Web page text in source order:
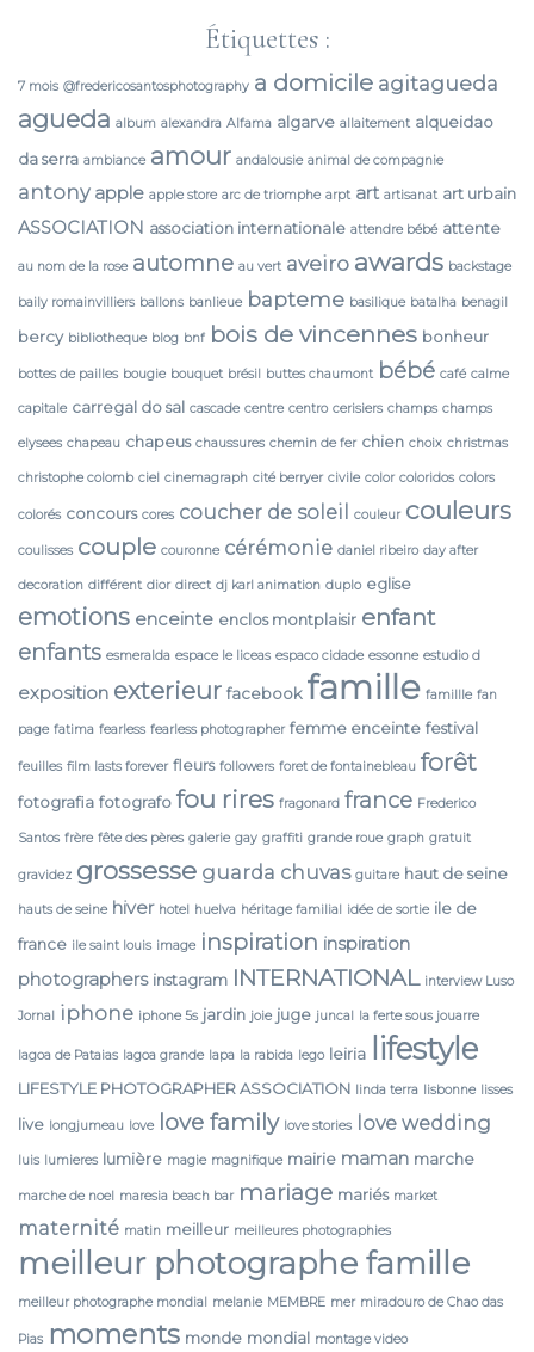
Étiquettes :
7 mois @fredericosantosphotography a domicile agitagueda
agueda album alexandra Alfama algarve allaitement alqueidao
da serra ambiance amour andalousie animal de compagnie
antony apple apple store arc de triomphe arpt art artisanat art urbain
ASSOCIATION association internationale attendre bébé attente
au nom de la rose automne au vert aveiro awards backstage
baily romainvilliers ballons banlieue bapteme basilique batalha benagil
bercy bibliotheque blog bnf bois de vincennes bonheur
bottes de pailles bougie bouquet brésil buttes chaumont bébé café calme
capitale carregal do sal cascade centre centro cerisiers champs champs
elysees chapeau chapeus chaussures chemin de fer chien choix christmas
christophe colomb ciel cinemagraph cité berryer civile color coloridos colors
colorés concours cores coucher de soleil couleur couleurs
coulisses couple couronne cérémonie daniel ribeiro day after
decoration différent dior direct dj karl animation duplo eglise
emotions enceinte enclos montplaisir enfant
enfants esmeralda espace le liceas espaco cidade essonne estudio d
exposition exterieur facebook famille famillle fan
page fatima fearless fearless photographer femme enceinte festival
feuilles film lasts forever fleurs followers foret de fontainebleau forêt
fotografia fotografo fou rires fragonard france Frederico
Santos frère fête des pères galerie gay graffiti grande roue graph gratuit
gravidez grossesse guarda chuvas guitare haut de seine
hauts de seine hiver hotel huelva héritage familial idée de sortie ile de
france ile saint louis image inspiration inspiration
photographers instagram INTERNATIONAL interview Luso
Jornal iphone iphone 5s jardin joie juge juncal la ferte sous jouarre
lagoa de Pataias lagoa grande lapa la rabida lego leiria lifestyle
LIFESTYLE PHOTOGRAPHER ASSOCIATION linda terra lisbonne lisses
live longjumeau love love family love stories love wedding
luis lumieres lumière magie magnifique mairie maman marche
marche de noel maresia beach bar mariage mariés market
maternité matin meilleur meilleures photographies
meilleur photographe famille
meilleur photographe mondial melanie MEMBRE mer miradouro de Chao das
Pias moments monde mondial montage video